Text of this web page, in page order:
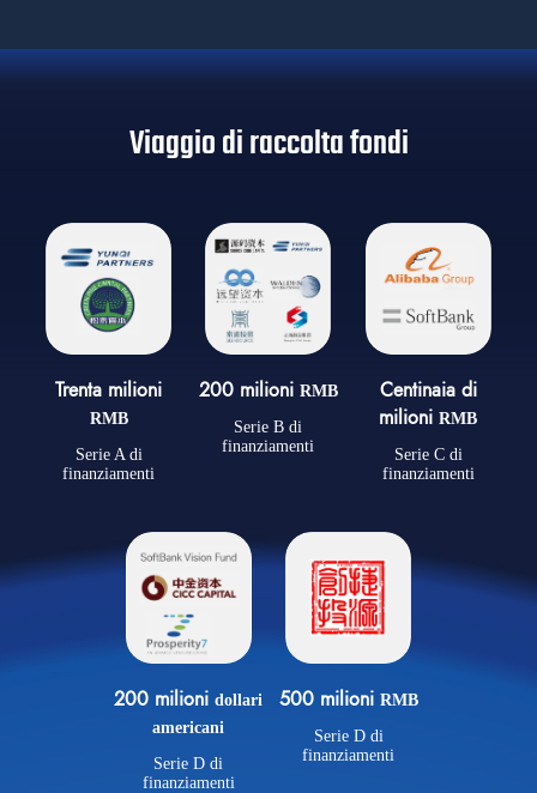
Viaggio di raccolta fondi
Trenta milioni
RMB
Serie A di
finanziamenti
200 milioni RMB
Serie B di
finanziamenti
Centinaia di
milioni RMB
Serie C di
finanziamenti
200 milioni dollari
americani
Serie D di
finanziamenti
500 milioni RMB
Serie D di
finanziamenti